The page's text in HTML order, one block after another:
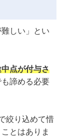
しい」とい
中点が付与さ
諦める必要
絞り込めて惜
とはありま